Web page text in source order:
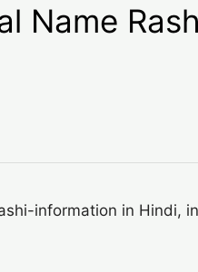
Name
information in Hindi,